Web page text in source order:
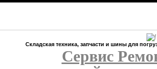
Складская техника, запчасти и шины для
Сервис